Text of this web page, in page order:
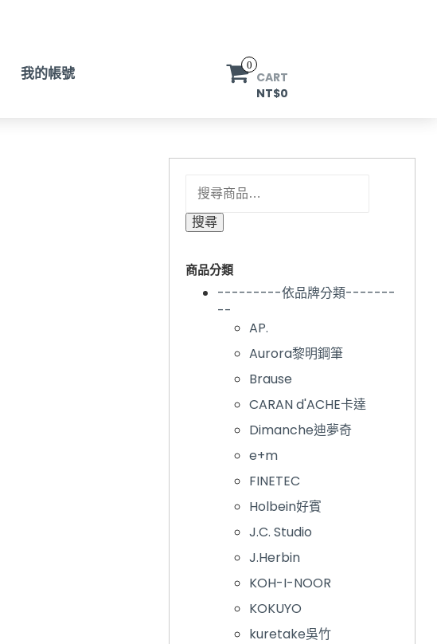
我的帳號 0
CART
NT$0
搜尋關鍵字:
搜尋
商品分類
---------依品牌分類-------
--
AP.
Aurora黎明鋼筆
Brause
CARAN d'ACHE卡達
Dimanche迪夢奇
e+m
FINETEC
Holbein好賓
J.C. Studio
J.Herbin
KOH-I-NOOR
KOKUYO
kuretake吳竹